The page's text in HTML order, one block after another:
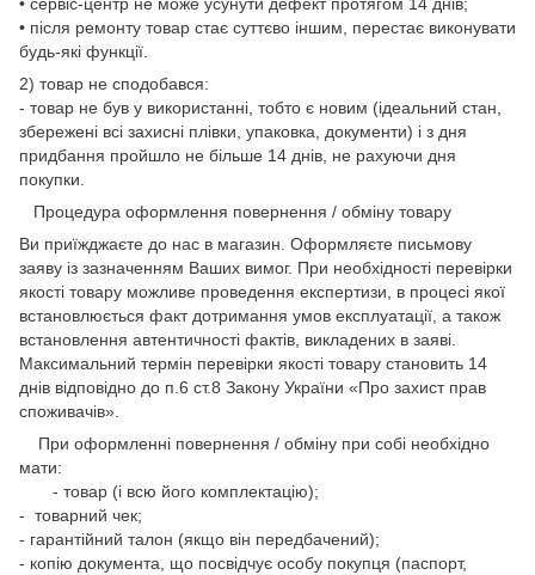
• після ремонту товар стає суттєво іншим, перестає виконувати
будь-які функції.
2) товар не сподобався:
- товар не був у використанні, тобто є новим (ідеальний стан,
збережені всі захисні плівки, упаковка, документи) і з дня
придбання пройшло не більше 14 днів, не рахуючи дня
покупки.
Процедура оформлення повернення / обміну товару
Ви приїжджаєте до нас в магазин. Оформляєте письмову
заяву із зазначенням Ваших вимог. При необхідності перевірки
якості товару можливе проведення експертизи, в процесі якої
встановлюється факт дотримання умов експлуатації, а також
встановлення автентичності фактів, викладених в заяві.
Максимальний термін перевірки якості товару становить 14
днів відповідно до п.6 ст.8 Закону України «Про захист прав
споживачів».
При оформленні повернення / обміну при собі необхідно
мати:
- товар (і всю його комплектацію);
- товарний чек;
- гарантійний талон (якщо він передбачений);
- копію документа, що посвідчує особу покупця (паспорт,